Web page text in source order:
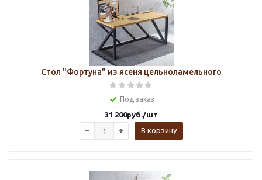
Стол "Фортуна" из ясеня цельноламельного
Под заказ
31 200руб./шт
В корзину